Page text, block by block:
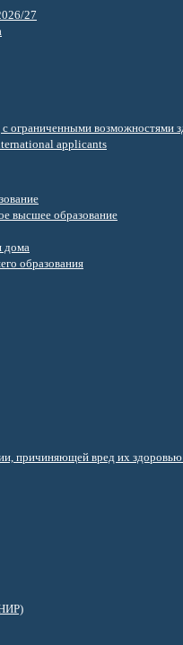
27
ограниченными возможностями
applicants
высшее образование
дома
образования
причиняющей вред их